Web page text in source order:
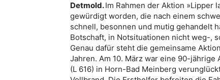
Detmold.Im Rahmen der Aktion »Lipper
gewürdigt worden, die nach einem
schnell, besonnen und mutig gehandelt
Botschaft, in Notsituationen nicht weg-,
Genau dafür steht die gemeinsame
Jahren. Am 10. März war eine 90-
(L 616) in Horn-Bad Meinberg